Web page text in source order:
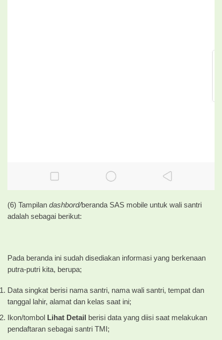
(6) Tampilan dashbord/beranda SAS mobile untuk wali santri
adalah sebagai berikut:
Pada beranda ini sudah disediakan informasi yang berkenaan
putra-putri kita, berupa;
Data singkat berisi nama santri, nama wali santri, tempat dan
tanggal lahir, alamat dan kelas saat ini;
Ikon/tombol
Lihat Detail
berisi data yang diisi saat melakukan
pendaftaran sebagai santri TMI;